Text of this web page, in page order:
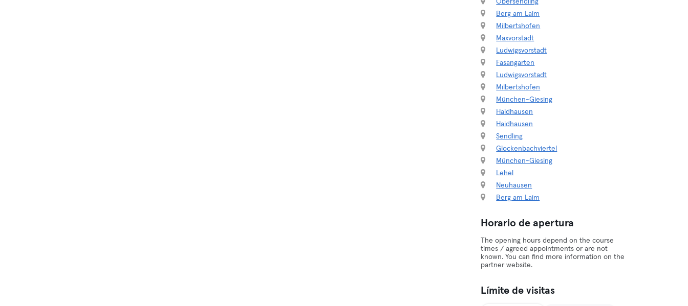
Obersendling
Berg am Laim
Milbertshofen
Maxvorstadt
Ludwigsvorstadt
Fasangarten
Ludwigsvorstadt
Milbertshofen
München-Giesing
Haidhausen
Haidhausen
Sendling
Glockenbachviertel
München-Giesing
Lehel
Neuhausen
Berg am Laim
Horario de apertura
The opening hours depend on the course
times / agreed appointments or are not
known. You can find more information on the
partner website.
Límite de visitas